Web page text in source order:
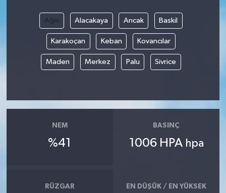
Ağın Alacakaya Arıcak Baskil
Karakoçan Keban Kovancılar
Maden Merkez Palu Sivrice
NEM
%41
BASINÇ
1006 HPA hpa
RÜZGAR EN DÜŞÜK / EN YÜKSEK